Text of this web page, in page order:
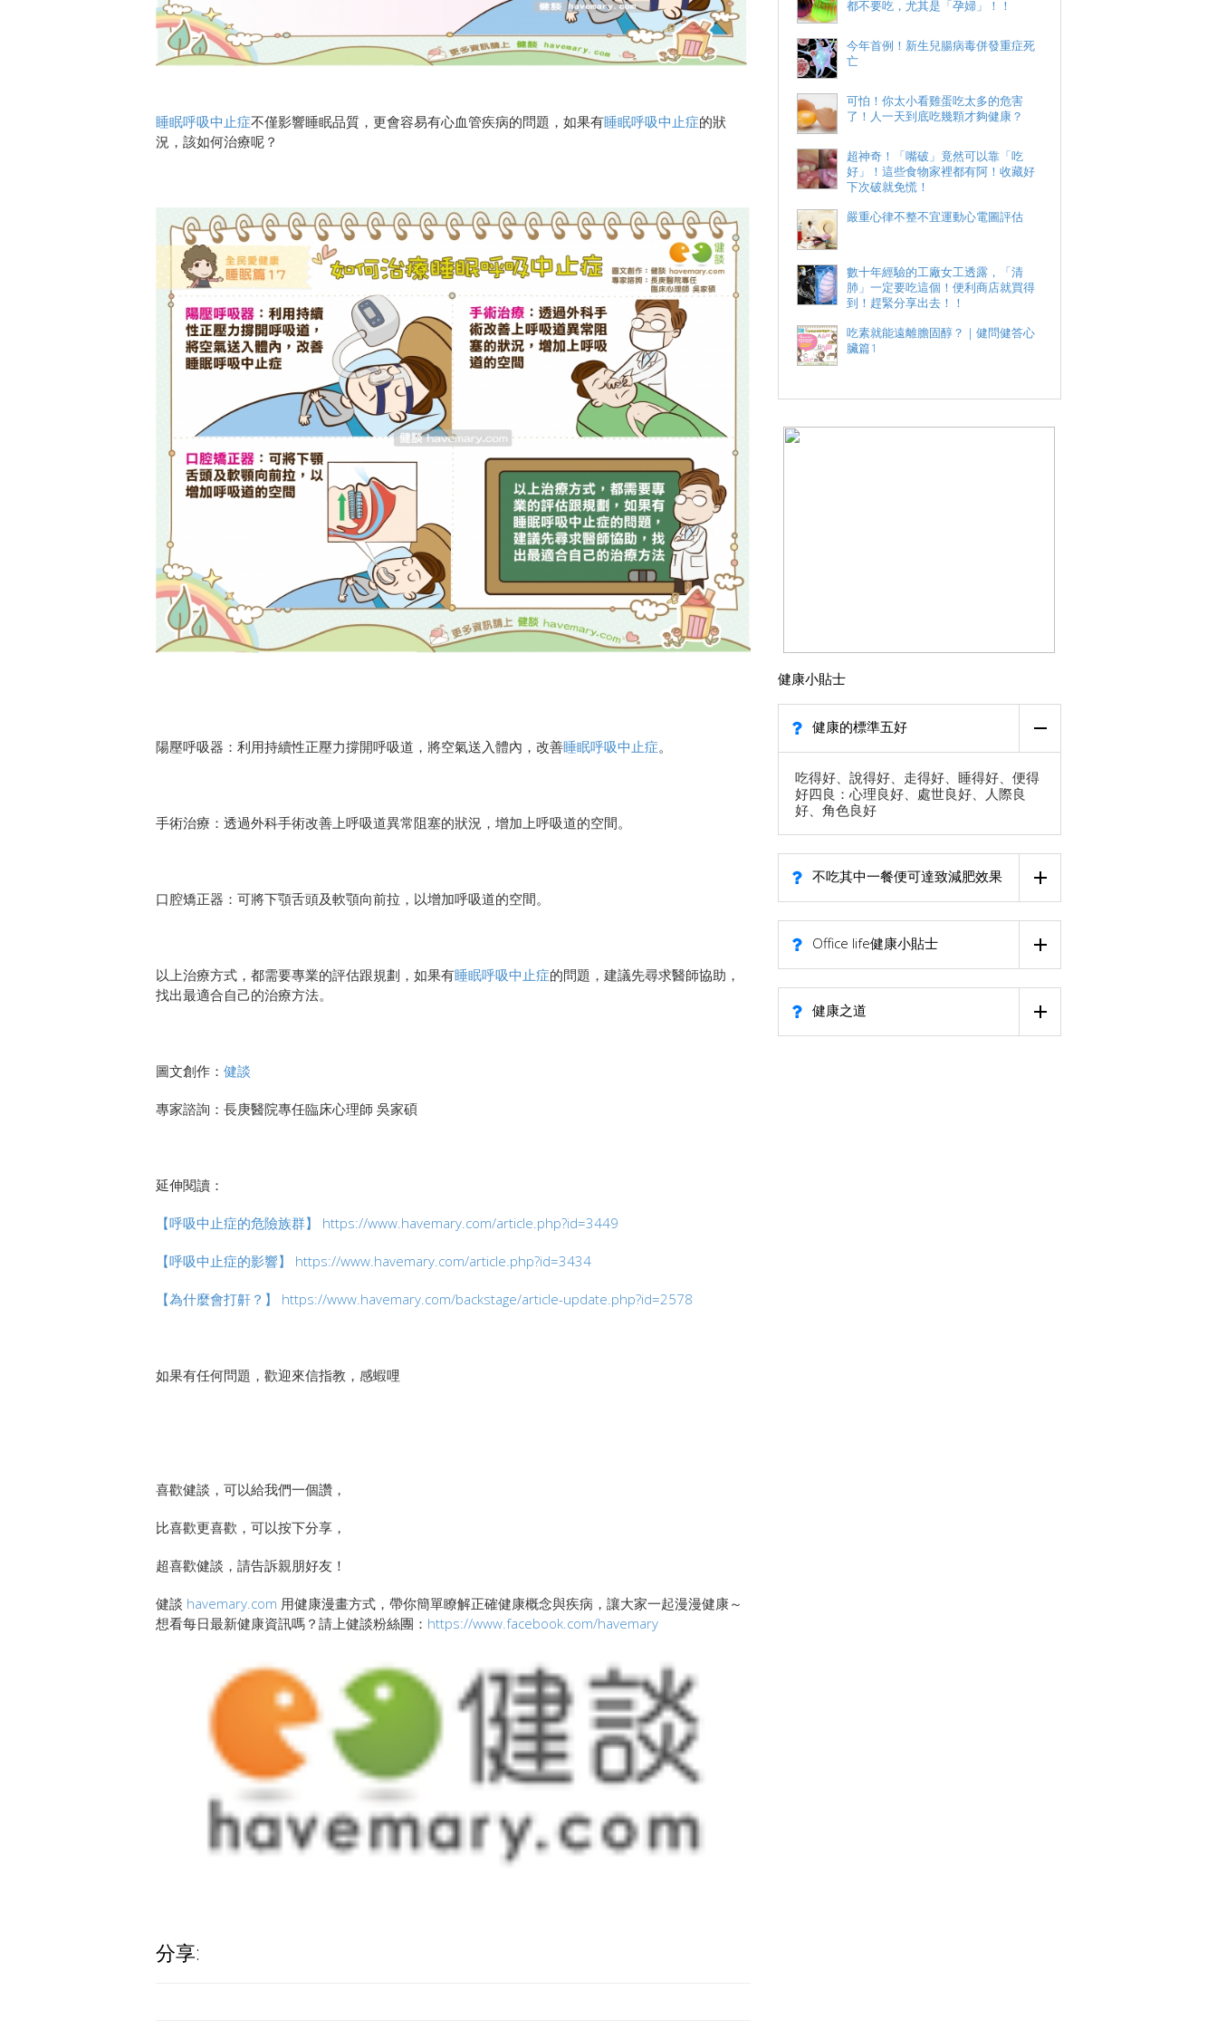
睡眠呼吸中止症不僅影響睡眠品質，更會容易有心血管疾病的問題，如果有睡眠呼吸中止症的狀
況，該如何治療呢？
陽壓呼吸器：利用持續性正壓力撐開呼吸道，將空氣送入體內，改善睡眠呼吸中止症。
手術治療：透過外科手術改善上呼吸道異常阻塞的狀況，增加上呼吸道的空間。
口腔矯正器：可將下顎舌頭及軟顎向前拉，以增加呼吸道的空間。
以上治療方式，都需要專業的評估跟規劃，如果有睡眠呼吸中止症的問題，建議先尋求醫師協助，
找出最適合自己的治療方法。
圖文創作： 健談
專家諮詢：長庚醫院專任臨床心理師 吳家碩
延伸閱讀：
【呼吸中止症的危險族群】 https://www.havemary.com/article.php?id=3449
【呼吸中止症的影響】 https://www.havemary.com/article.php?id=3434
【為什麼會打鼾？】 https://www.havemary.com/backstage/article-update.php?id=2578
如果有任何問題，歡迎來信指教，感蝦哩
喜歡健談，可以給我們一個讚，
比喜歡更喜歡，可以按下分享，
超喜歡健談，請告訴親朋好友！
健談 havemary.com 用健康漫畫方式，帶你簡單瞭解正確健康概念與疾病，讓大家一起漫漫健康～
想看每日最新健康資訊嗎？請上健談粉絲團： https://www.facebook.com/havemary
分享:
都不要吃，尤其是「孕婦」！！
今年首例！新生兒腸病毒併發重症死
亡
可怕！你太小看雞蛋吃太多的危害
了！人一天到底吃幾顆才夠健康？
超神奇！「嘴破」竟然可以靠「吃
好」！這些食物家裡都有阿！收藏好
下次破就免慌！
嚴重心律不整不宜運動心電圖評估
數十年經驗的工廠女工透露，「清
肺」一定要吃這個！便利商店就買得
到！趕緊分享出去！！
吃素就能遠離膽固醇？｜健問健答心
臟篇1
健康小貼士
健康的標準五好
吃得好、說得好、走得好、睡得好、便得
好四良：心理良好、處世良好、人際良
好、角色良好
不吃其中一餐便可達致減肥效果
Office life健康小貼士
健康之道